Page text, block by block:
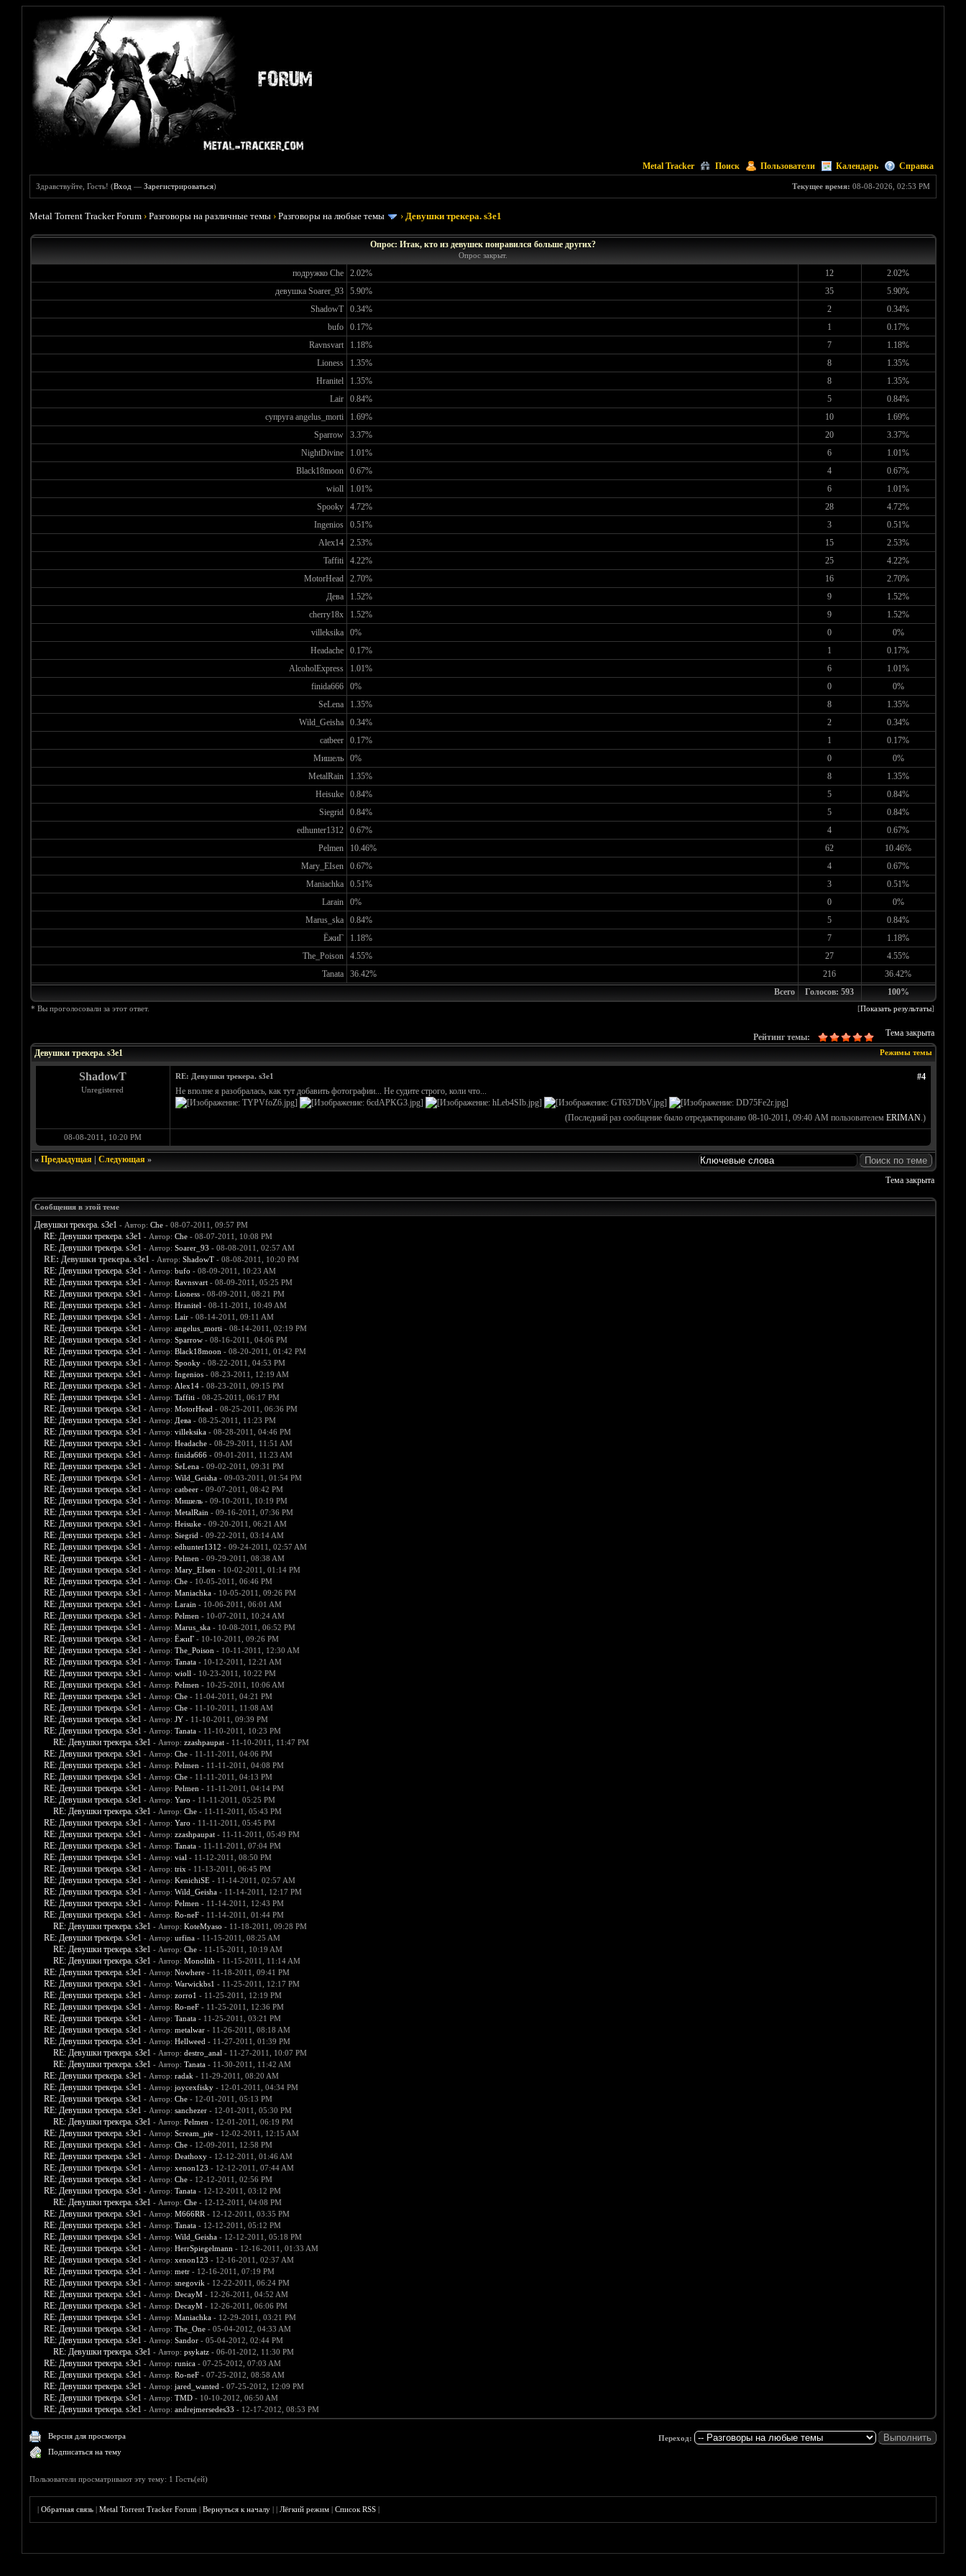
Metal Tracker Поиск Пользователи Календарь Справка
Текущее время: 08-08-2026, 02:53 PM
Здравствуйте, Гость! (Вход —Зарегистрироваться)
Metal Torrent Tracker Forum ›Разговоры на различные темы ›Разговоры на любые темы ›Девушки трекера. s3e1
Опрос: Итак, кто из девушек понравился больше других?
Опрос закрыт.
подружко Che 2.02% 12
2.02%
девушка Soarer_93
5.90% 35
5.90%
ShadowT
0.34% 2
0.34%
bufo
0.17% 1
0.17%
Ravnsvart
1.18% 7
1.18%
Lioness
1.35% 8
1.35%
Hranitel
1.35% 8
1.35%
Lair
0.84% 5
0.84%
супруга angelus_morti
1.69% 10
1.69%
Sparrow
3.37% 20
3.37%
NightDivine
1.01% 6
1.01%
Black18moon
0.67% 4
0.67%
wioll
1.01% 6
1.01%
Spooky
4.72% 28
4.72%
Ingenios
0.51% 3
0.51%
Alex14
2.53% 15
2.53%
Taffiti
4.22% 25
4.22%
MotorHead
2.70% 16
2.70%
Дева
1.52% 9
1.52%
cherry18x
1.52% 9
1.52%
villeksika
0% 0
0%
Headache
0.17% 1
0.17%
AlcoholExpress
1.01% 6
1.01%
finida666
0% 0
0%
SeLena
1.35% 8
1.35%
Wild_Geisha
0.34% 2
0.34%
catbeer
0.17% 1
0.17%
Мишель
0% 0
0%
MetalRain
1.35% 8
1.35%
Heisuke
0.84% 5
0.84%
Siegrid
0.84% 5
0.84%
edhunter1312
0.67% 4
0.67%
Pelmen
10.46% 62
10.46%
Mary_EIsen
0.67% 4
0.67%
Maniachka
0.51% 3
0.51%
Larain
0% 0
0%
Marus_ska
0.84% 5
0.84%
ЁжиГ
1.18% 7
1.18%
The_Poison
4.55% 27
4.55%
Tanata
36.42% 216
36.42%
Всего
Голосов: 593 100%
* Вы проголосовали за этот ответ. [Показать результаты]
Тема закрыта
Рейтинг темы:
Режимы темы
Девушки трекера. s3e1
ShadowT
Unregistered
#4
RE: Девушки трекера. s3e1
Не вполне я разобралась, как тут добавить фотографии... Не судите строго, коли что...
(Последний раз сообщение было отредактировано 08-10-2011, 09:40 AM пользователем ERIMAN.)
08-08-2011, 10:20 PM
« Предыдущая| Следующая»
Тема закрыта
Сообщения в этой теме
Девушки трекера. s3e1 - Автор: Che- 08-07-2011, 09:57 PM
RE: Девушки трекера. s3e1 - Автор: Che- 08-07-2011, 10:08 PM
RE: Девушки трекера. s3e1 - Автор: Soarer_93 - 08-08-2011, 02:57 AM
RE: Девушки трекера. s3e1 - Автор: ShadowT- 08-08-2011, 10:20 PM
RE: Девушки трекера. s3e1 - Автор: bufo - 08-09-2011, 10:23 AM
RE: Девушки трекера. s3e1 - Автор: Ravnsvart- 08-09-2011, 05:25 PM
RE: Девушки трекера. s3e1 - Автор: Lioness- 08-09-2011, 08:21 PM
RE: Девушки трекера. s3e1 - Автор: Hranitel - 08-11-2011, 10:49 AM
RE: Девушки трекера. s3e1 - Автор: Lair- 08-14-2011, 09:11 AM
RE: Девушки трекера. s3e1 - Автор: angelus_morti - 08-14-2011, 02:19 PM
RE: Девушки трекера. s3e1 - Автор: Sparrow- 08-16-2011, 04:06 PM
RE: Девушки трекера. s3e1 - Автор: Black18moon - 08-20-2011, 01:42 PM
RE: Девушки трекера. s3e1 - Автор: Spooky- 08-22-2011, 04:53 PM
RE: Девушки трекера. s3e1 - Автор: Ingenios- 08-23-2011, 12:19 AM
RE: Девушки трекера. s3e1 - Автор: Alex14- 08-23-2011, 09:15 PM
RE: Девушки трекера. s3e1 - Автор: Taffiti - 08-25-2011, 06:17 PM
RE: Девушки трекера. s3e1 - Автор: MotorHead - 08-25-2011, 06:36 PM
RE: Девушки трекера. s3e1 - Автор: Дева- 08-25-2011, 11:23 PM
RE: Девушки трекера. s3e1 - Автор: villeksika- 08-28-2011, 04:46 PM
RE: Девушки трекера. s3e1 - Автор: Headache- 08-29-2011, 11:51 AM
RE: Девушки трекера. s3e1 - Автор: finida666- 09-01-2011, 11:23 AM
RE: Девушки трекера. s3e1 - Автор: SeLena- 09-02-2011, 09:31 PM
RE: Девушки трекера. s3e1 - Автор: Wild_Geisha- 09-03-2011, 01:54 PM
RE: Девушки трекера. s3e1 - Автор: catbeer- 09-07-2011, 08:42 PM
RE: Девушки трекера. s3e1 - Автор: Мишель- 09-10-2011, 10:19 PM
RE: Девушки трекера. s3e1 - Автор: MetalRain - 09-16-2011, 07:36 PM
RE: Девушки трекера. s3e1 - Автор: Heisuke- 09-20-2011, 06:21 AM
RE: Девушки трекера. s3e1 - Автор: Siegrid - 09-22-2011, 03:14 AM
RE: Девушки трекера. s3e1 - Автор: edhunter1312 - 09-24-2011, 02:57 AM
RE: Девушки трекера. s3e1 - Автор: Pelmen - 09-29-2011, 08:38 AM
RE: Девушки трекера. s3e1 - Автор: Mary_EIsen - 10-02-2011, 01:14 PM
RE: Девушки трекера. s3e1 - Автор: Che- 10-05-2011, 06:46 PM
RE: Девушки трекера. s3e1 - Автор: Maniachka- 10-05-2011, 09:26 PM
RE: Девушки трекера. s3e1 - Автор: Larain - 10-06-2011, 06:01 AM
RE: Девушки трекера. s3e1 - Автор: Pelmen - 10-07-2011, 10:24 AM
RE: Девушки трекера. s3e1 - Автор: Marus_ska- 10-08-2011, 06:52 PM
RE: Девушки трекера. s3e1 - Автор: ЁжиГ- 10-10-2011, 09:26 PM
RE: Девушки трекера. s3e1 - Автор: The_Poison - 10-11-2011, 12:30 AM
RE: Девушки трекера. s3e1 - Автор: Tanata- 10-12-2011, 12:21 AM
RE: Девушки трекера. s3e1 - Автор: wioll - 10-23-2011, 10:22 PM
RE: Девушки трекера. s3e1 - Автор: Pelmen - 10-25-2011, 10:06 AM
RE: Девушки трекера. s3e1 - Автор: Che- 11-04-2011, 04:21 PM
RE: Девушки трекера. s3e1 - Автор: Che- 11-10-2011, 11:08 AM
RE: Девушки трекера. s3e1 - Автор: JY- 11-10-2011, 09:39 PM
RE: Девушки трекера. s3e1 - Автор: Tanata- 11-10-2011, 10:23 PM
RE: Девушки трекера. s3e1 - Автор: zzashpaupat- 11-10-2011, 11:47 PM
RE: Девушки трекера. s3e1 - Автор: Che- 11-11-2011, 04:06 PM
RE: Девушки трекера. s3e1 - Автор: Pelmen - 11-11-2011, 04:08 PM
RE: Девушки трекера. s3e1 - Автор: Che- 11-11-2011, 04:13 PM
RE: Девушки трекера. s3e1 - Автор: Pelmen - 11-11-2011, 04:14 PM
RE: Девушки трекера. s3e1 - Автор: Yaro - 11-11-2011, 05:25 PM
RE: Девушки трекера. s3e1 - Автор: Che- 11-11-2011, 05:43 PM
RE: Девушки трекера. s3e1 - Автор: Yaro - 11-11-2011, 05:45 PM
RE: Девушки трекера. s3e1 - Автор: zzashpaupat- 11-11-2011, 05:49 PM
RE: Девушки трекера. s3e1 - Автор: Tanata- 11-11-2011, 07:04 PM
RE: Девушки трекера. s3e1 - Автор: vial - 11-12-2011, 08:50 PM
RE: Девушки трекера. s3e1 - Автор: trix - 11-13-2011, 06:45 PM
RE: Девушки трекера. s3e1 - Автор: KenichiSE- 11-14-2011, 02:57 AM
RE: Девушки трекера. s3e1 - Автор: Wild_Geisha- 11-14-2011, 12:17 PM
RE: Девушки трекера. s3e1 - Автор: Pelmen - 11-14-2011, 12:43 PM
RE: Девушки трекера. s3e1 - Автор: Ro-neF- 11-14-2011, 01:44 PM
RE: Девушки трекера. s3e1 - Автор: KoteMyaso - 11-18-2011, 09:28 PM
RE: Девушки трекера. s3e1 - Автор: urfina- 11-15-2011, 08:25 AM
RE: Девушки трекера. s3e1 - Автор: Che- 11-15-2011, 10:19 AM
RE: Девушки трекера. s3e1 - Автор: Monolith - 11-15-2011, 11:14 AM
RE: Девушки трекера. s3e1 - Автор: Nowhere- 11-18-2011, 09:41 PM
RE: Девушки трекера. s3e1 - Автор: Warwickbs1 - 11-25-2011, 12:17 PM
RE: Девушки трекера. s3e1 - Автор: zorro1 - 11-25-2011, 12:19 PM
RE: Девушки трекера. s3e1 - Автор: Ro-neF- 11-25-2011, 12:36 PM
RE: Девушки трекера. s3e1 - Автор: Tanata- 11-25-2011, 03:21 PM
RE: Девушки трекера. s3e1 - Автор: metalwar- 11-26-2011, 08:18 AM
RE: Девушки трекера. s3e1 - Автор: Hellweed - 11-27-2011, 01:39 PM
RE: Девушки трекера. s3e1 - Автор: destro_anal - 11-27-2011, 10:07 PM
RE: Девушки трекера. s3e1 - Автор: Tanata- 11-30-2011, 11:42 AM
RE: Девушки трекера. s3e1 - Автор: radak - 11-29-2011, 08:20 AM
RE: Девушки трекера. s3e1 - Автор: joycexfisky- 12-01-2011, 04:34 PM
RE: Девушки трекера. s3e1 - Автор: Che- 12-01-2011, 05:13 PM
RE: Девушки трекера. s3e1 - Автор: sanchezer- 12-01-2011, 05:30 PM
RE: Девушки трекера. s3e1 - Автор: Pelmen - 12-01-2011, 06:19 PM
RE: Девушки трекера. s3e1 - Автор: Scream_pie- 12-02-2011, 12:15 AM
RE: Девушки трекера. s3e1 - Автор: Che- 12-09-2011, 12:58 PM
RE: Девушки трекера. s3e1 - Автор: Deathoxy- 12-12-2011, 01:46 AM
RE: Девушки трекера. s3e1 - Автор: xenon123 - 12-12-2011, 07:44 AM
RE: Девушки трекера. s3e1 - Автор: Che- 12-12-2011, 02:56 PM
RE: Девушки трекера. s3e1 - Автор: Tanata- 12-12-2011, 03:12 PM
RE: Девушки трекера. s3e1 - Автор: Che- 12-12-2011, 04:08 PM
RE: Девушки трекера. s3e1 - Автор: M666RR - 12-12-2011, 03:35 PM
RE: Девушки трекера. s3e1 - Автор: Tanata- 12-12-2011, 05:12 PM
RE: Девушки трекера. s3e1 - Автор: Wild_Geisha- 12-12-2011, 05:18 PM
RE: Девушки трекера. s3e1 - Автор: HerrSpiegelmann - 12-16-2011, 01:33 AM
RE: Девушки трекера. s3e1 - Автор: xenon123 - 12-16-2011, 02:37 AM
RE: Девушки трекера. s3e1 - Автор: metr- 12-16-2011, 07:19 PM
RE: Девушки трекера. s3e1 - Автор: snegovik - 12-22-2011, 06:24 PM
RE: Девушки трекера. s3e1 - Автор: DecayM- 12-26-2011, 04:52 AM
RE: Девушки трекера. s3e1 - Автор: DecayM- 12-26-2011, 06:06 PM
RE: Девушки трекера. s3e1 - Автор: Maniachka- 12-29-2011, 03:21 PM
RE: Девушки трекера. s3e1 - Автор: The_One- 05-04-2012, 04:33 AM
RE: Девушки трекера. s3e1 - Автор: Sandor- 05-04-2012, 02:44 PM
RE: Девушки трекера. s3e1 - Автор: psykatz- 06-01-2012, 11:30 PM
RE: Девушки трекера. s3e1 - Автор: runica- 07-25-2012, 07:03 AM
RE: Девушки трекера. s3e1 - Автор: Ro-neF- 07-25-2012, 08:58 AM
RE: Девушки трекера. s3e1 - Автор: jared_wanted - 07-25-2012, 12:09 PM
RE: Девушки трекера. s3e1 - Автор: TMD- 10-10-2012, 06:50 AM
RE: Девушки трекера. s3e1 - Автор: andrejmersedes33 - 12-17-2012, 08:53 PM
Версия для просмотра
Подписаться на тему
Переход:
Пользователи просматривают эту тему: 1 Гость(ей)
|Обратная связь |Metal Torrent Tracker Forum |Вернуться к началу ||Лёгкий режим |Список RSS |